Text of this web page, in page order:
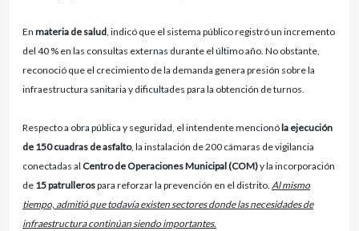
En materia de salud, indicó que el sistema público registró un incremento
del 40 % en las consultas externas durante el último año. No obstante,
reconoció que el crecimiento de la demanda genera presión sobre la
infraestructura sanitaria y dificultades para la obtención de turnos.
Respecto a obra pública y seguridad, el intendente mencionó la ejecución
de 150 cuadras de asfalto, la instalación de 200 cámaras de vigilancia
conectadas al Centro de Operaciones Municipal (COM)y la incorporación
de 15 patrullerospara reforzar la prevención en el distrito. Al mismo
tiempo, admitió que todavía existen sectores donde las necesidades de
infraestructura continúan siendo importantes.